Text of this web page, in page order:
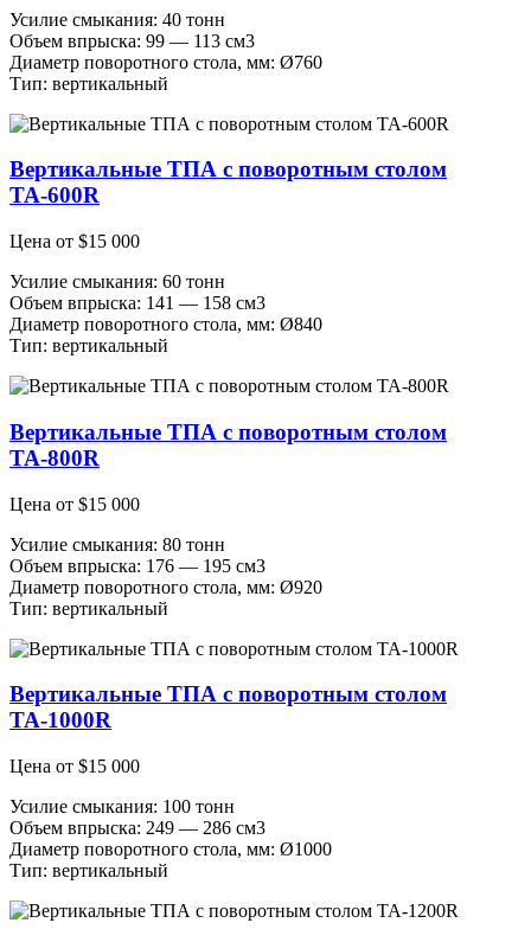
Усилие смыкания: 40 тонн
Объем впрыска: 99 — 113 см3
Диаметр поворотного стола, мм: Ø760
Тип: вертикальный
Вертикальные ТПА с поворотным столом
ТА-600R
Цена от $15 000
Усилие смыкания: 60 тонн
Объем впрыска: 141 — 158 см3
Диаметр поворотного стола, мм: Ø840
Тип: вертикальный
Вертикальные ТПА с поворотным столом
ТА-800R
Цена от $15 000
Усилие смыкания: 80 тонн
Объем впрыска: 176 — 195 см3
Диаметр поворотного стола, мм: Ø920
Тип: вертикальный
Вертикальные ТПА с поворотным столом
ТА-1000R
Цена от $15 000
Усилие смыкания: 100 тонн
Объем впрыска: 249 — 286 см3
Диаметр поворотного стола, мм: Ø1000
Тип: вертикальный